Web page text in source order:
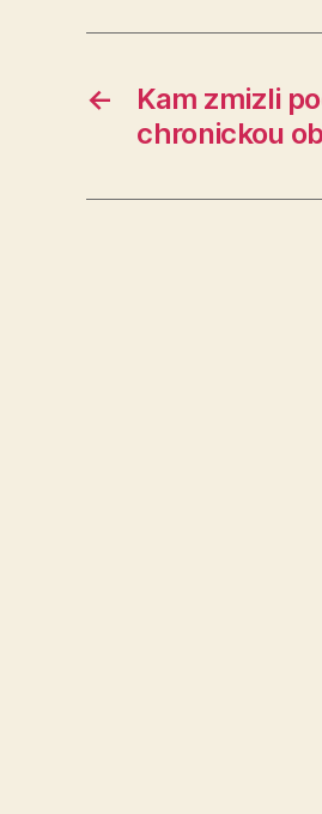
←
Kam zmizli
chronickou